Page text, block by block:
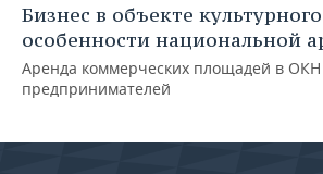
Бизнес в объекте
особенности национальной
Аренда коммерческих площадей в ОКН
предпринимателей